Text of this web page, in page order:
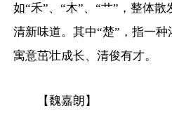
如“禾”、“木”、“艹”，整体
清新味道。其中“楚”，指一种
寓意茁壮成长、清俊有才。
【魏嘉朗】